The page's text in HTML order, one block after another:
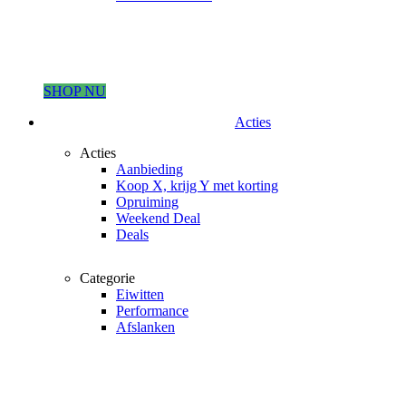
SHOP NU
Acties
Acties
Aanbieding
Koop X, krijg Y met korting
Opruiming
Weekend Deal
Deals
Categorie
Eiwitten
Performance
Afslanken